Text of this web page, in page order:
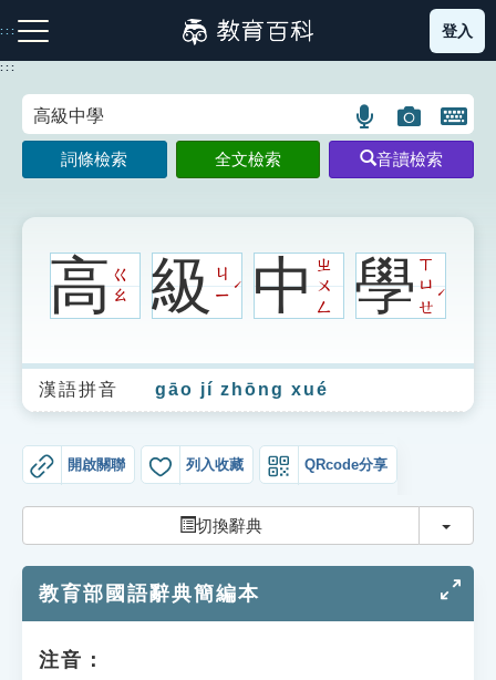
到
主
:::
注音索引圖示 筆畫索引圖示 部首索引表圖示
生字詞彙表
成語故事
索引選單
單字索引
登入
:::
語
言
搜
示
圖
片
搜
示
開
鍵
圖
詞條檢索 全文檢索 音讀檢索
高ㄍ
ㄠ
級ㄐ
ㄧ
ˊ 中ㄓ
ㄨ
ㄥ
學ㄒ
ㄩ
ㄝ
ˊ
漢語拼音 gāo jí zhōng xué
開啟關聯 列入收藏 QRcode分享
切換辭典 切換
教育部國語辭典簡編本
注音：